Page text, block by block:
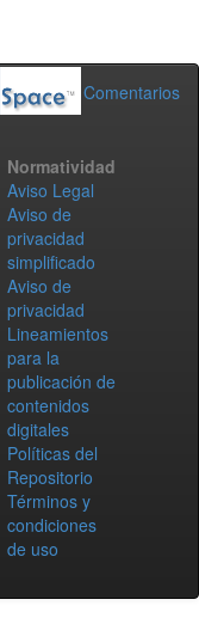
Comentarios
Normatividad
Aviso Legal
Aviso de
privacidad
simplificado
Aviso de
privacidad
Lineamientos
para la
publicación de
contenidos
digitales
Políticas del
Repositorio
Términos y
condiciones
de uso